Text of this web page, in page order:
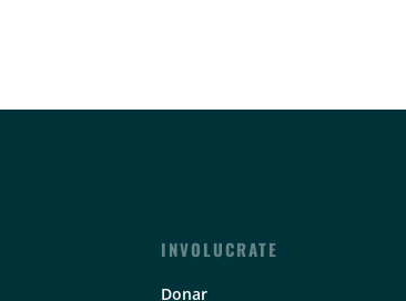
INVOLUCRATE
Donar